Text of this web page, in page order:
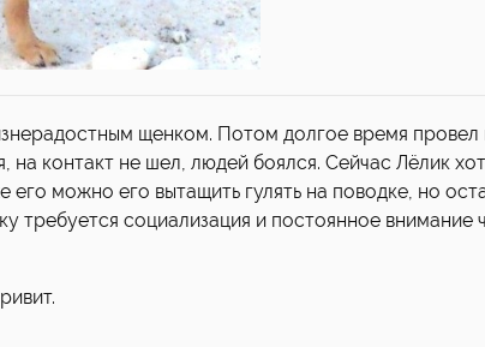
щенком. Потом долгое время провел
контакт не шел, людей боялся. Сейчас Лёлик
его можно его вытащить гулять на поводке, но
требуется социализация и постоянное внимание